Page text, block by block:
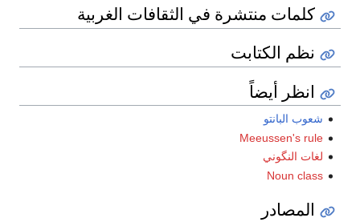
كلمات منتشرة في الثقافات الغربية
نظم الكتابت
انظر أيضاً
شعوب البانتو
Meeussen's rule
لغات النگوني
Noun class
المصادر